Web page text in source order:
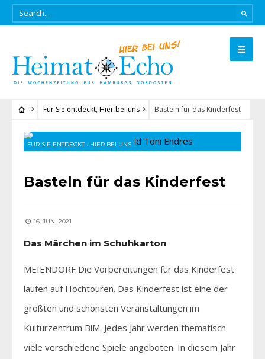
Für Sie entdeckt, Hier bei uns Basteln für das Kinderfest
FÜR SIE ENTDECKT• HIER BEI UNS
Basteln für das Kinderfest
16. JUNI 2021
Das Märchen im Schuhkarton
MEIENDORF Die Vorbereitungen für das Kinderfest
laufen auf Hochtouren. Das Kinderfest ist eine der
größten und schönsten Veranstaltungen im
Kulturzentrum BiM. Jedes Jahr werden thematisch
viele verschiedene Spiele angeboten. In diesem Jahr